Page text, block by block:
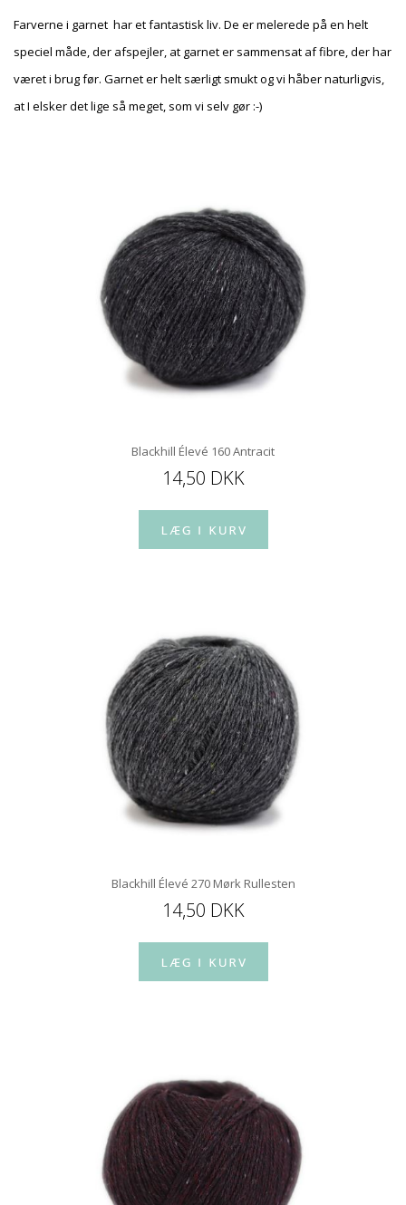
Farverne i garnet har et fantastisk liv. De er melerede på en helt
speciel måde, der afspejler, at garnet er sammensat af fibre, der har
været i brug før. Garnet er helt særligt smukt og vi håber naturligvis,
at I elsker det lige så meget, som vi selv gør :-)
Blackhill Élevé 160 Antracit
14,50 DKK
Blackhill Élevé 270 Mørk Rullesten
14,50 DKK